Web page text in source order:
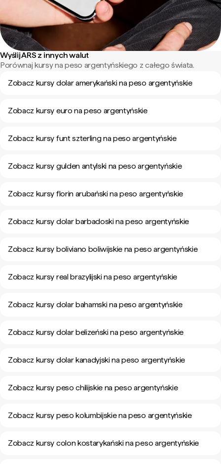
Wyślij ARS z innych walut
Porównaj kursy na peso argentyńskiego z całego świata.
Zobacz kursy dolar amerykański na peso argentyńskie
Zobacz kursy euro na peso argentyńskie
Zobacz kursy funt szterling na peso argentyńskie
Zobacz kursy gulden antylski na peso argentyńskie
Zobacz kursy florin arubański na peso argentyńskie
Zobacz kursy dolar barbadoski na peso argentyńskie
Zobacz kursy boliviano boliwijskie na peso argentyńskie
Zobacz kursy real brazylijski na peso argentyńskie
Zobacz kursy dolar bahamski na peso argentyńskie
Zobacz kursy dolar belizeński na peso argentyńskie
Zobacz kursy dolar kanadyjski na peso argentyńskie
Zobacz kursy peso chilijskie na peso argentyńskie
Zobacz kursy peso kolumbijskie na peso argentyńskie
Zobacz kursy colon kostarykański na peso argentyńskie